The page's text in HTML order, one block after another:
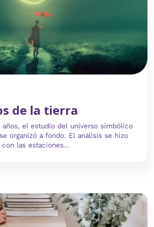
de la tierra
años, el estudio del universo simbólico
organizó a fondo. El análisis se hizo
las estaciones...